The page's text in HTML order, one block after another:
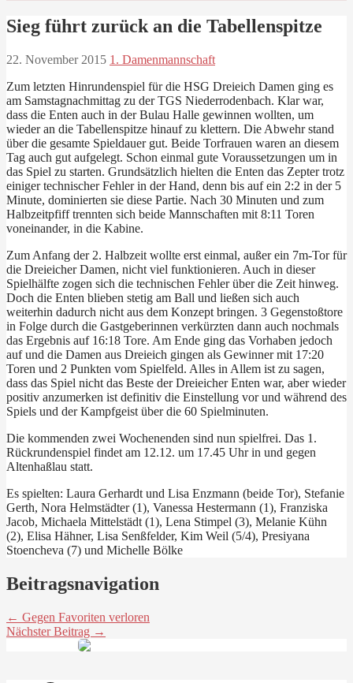
Sieg führt zurück an die Tabellenspitze
22. November 2015 1. Damenmannschaft
Zum letzten Hinrundenspiel für die HSG Dreieich Damen ging es
am Samstagnachmittag zu der TGS Niederrodenbach. Klar war,
dass die Enten auch in der Bulau Halle gewinnen wollten, um
wieder an die Tabellenspitze hinauf zu klettern. Die Abwehr stand
über die gesamte Spieldauer gut. Beide Torfrauen waren an diesem
Tag auch gut aufgelegt. Schon einmal gute Voraussetzungen um in
das Spiel zu starten. Grundsätzlich hielten die Enten das Zepter trotz
einiger technischer Fehler in der Hand, denn bis auf ein 2:2 in der 5
Minute, dominierten sie diese Partie. Nach 30 Minuten und zum
Halbzeitpfiff trennten sich beide Mannschaften mit 8:11 Toren
voneinander, in die Kabine.
Zum Anfang der 2. Halbzeit wollte erst einmal, außer ein 7m-Tor für
die Dreieicher Damen, nicht viel funktionieren. Auch in dieser
Spielhälfte zogen sich die technischen Fehler über die Zeit hinweg.
Doch die Enten blieben stetig am Ball und ließen sich auch
weiterhin dadurch nicht aus dem Konzept bringen. 3 Gegenstoßtore
in Folge durch die Gastgeberinnen verkürzten dann auch nochmals
das Ergebnis auf 16:18 Tore. Am Ende ging das Vorhaben jedoch
auf und die Damen aus Dreieich gingen als Gewinner mit 17:20
Toren und 2 Punkten vom Spielfeld. Alles in Allem ist zu sagen,
dass das Spiel nicht das Beste der Dreieicher Enten war, aber wieder
positiv anzumerken ist definitiv die Einstellung vor und während des
Spiels und der Kampfgeist über die 60 Spielminuten.
Die kommenden zwei Wochenenden sind nun spielfrei. Das 1.
Rückrundenspiel findet am 12.12. um 17.45 Uhr in und gegen
Altenhaßlau statt.
Es spielten: Laura Gerhardt und Lisa Enzmann (beide Tor), Stefanie
Gerth, Nora Helmstädter (1), Vanessa Hestermann (1), Franziska
Jacob, Michaela Mittelstädt (1), Lena Stimpel (3), Melanie Kühn
(2), Elisa Hähner, Lisa Senßfelder, Kim Weil (5/4), Presiyana
Stoencheva (7) und Michelle Bölke
Beitragsnavigation
← Gegen Favoriten verloren
Nächster Beitrag →